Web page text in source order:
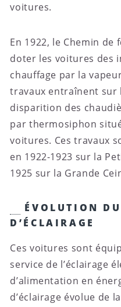
voitures.
En 1922, le Chemin
doter les voitures des
chauffage par la
travaux entraînent sur
disparition des
par thermosiphon
voitures. Ces travaux
en 1922-1923 sur la
1925 sur la Grande
ÉVOLUTION DU
D’ÉCLAIRAGE
Ces voitures sont
service de l’éclairage
d’alimentation en
d’éclairage évolue de